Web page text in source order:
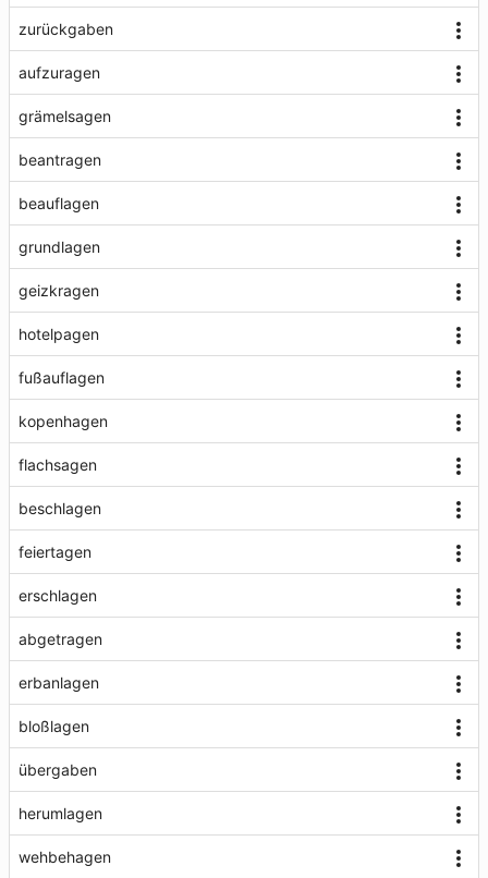
zurückgaben
aufzuragen
grämelsagen
beantragen
beauflagen
grundlagen
geizkragen
hotelpagen
fußauflagen
kopenhagen
flachsagen
beschlagen
feiertagen
erschlagen
abgetragen
erbanlagen
bloßlagen
übergaben
herumlagen
wehbehagen